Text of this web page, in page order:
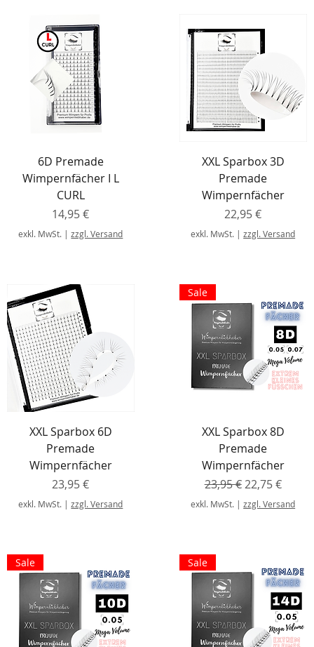
6D Premade
Wimpernfächer I L
CURL
Preis
14,95 €
exkl. MwSt. |zzgl. Versand
XXL Sparbox 3D
Premade
Wimpernfächer
Preis
22,95 €
exkl. MwSt. |zzgl. Versand
XXL Sparbox 6D
Premade
Wimpernfächer
Preis
23,95 €
exkl. MwSt. |zzgl. Versand
Sale
XXL Sparbox 8D
Premade
Wimpernfächer
Standardpreis
23,95 € Sale-Preis
22,75 €
exkl. MwSt. |zzgl. Versand
Sale Sale